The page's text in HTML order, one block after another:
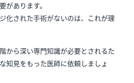
があります。
化された手術がないのは、これが理
から深い専門知識が必要とされるた
知見をもった医師に依頼しましょ